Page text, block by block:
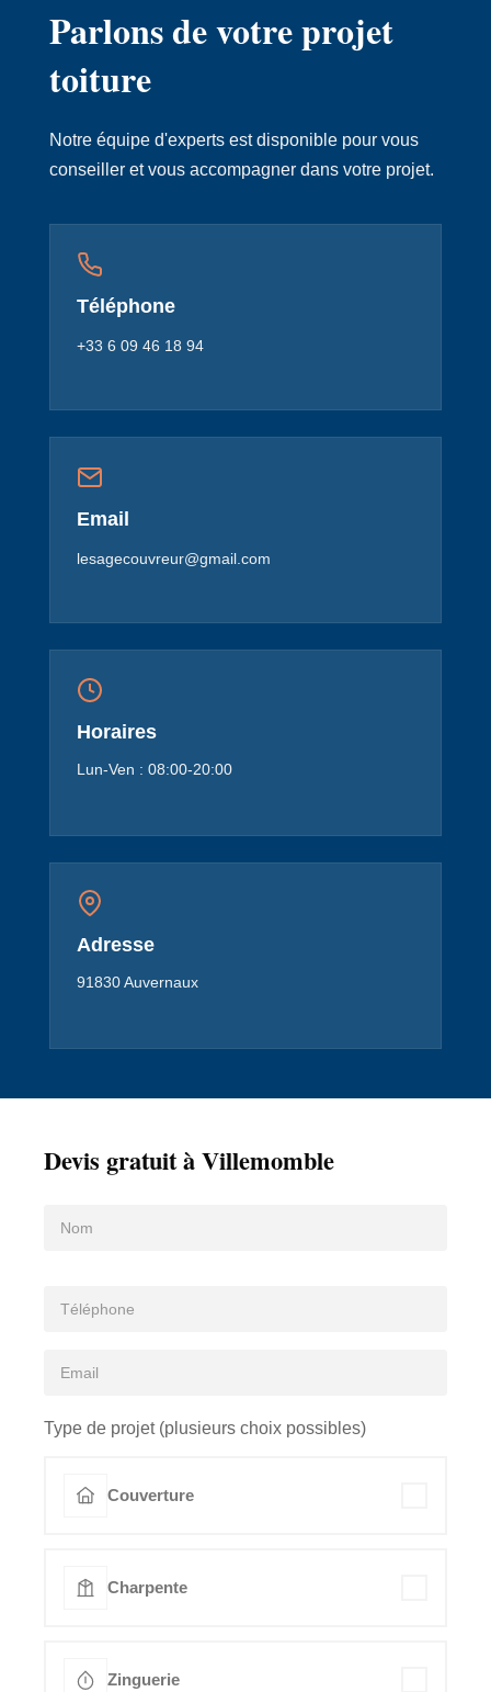
Parlons de votre projet
toiture
Notre équipe d'experts est disponible pour vous
conseiller et vous accompagner dans votre projet.
Téléphone
+33 6 09 46 18 94
Email
lesagecouvreur@gmail.com
Horaires
Lun-Ven : 08:00-20:00
Adresse
91830 Auvernaux
Devis gratuit à Villemomble
Type de projet (plusieurs choix possibles)
Couverture
Charpente
Zinguerie